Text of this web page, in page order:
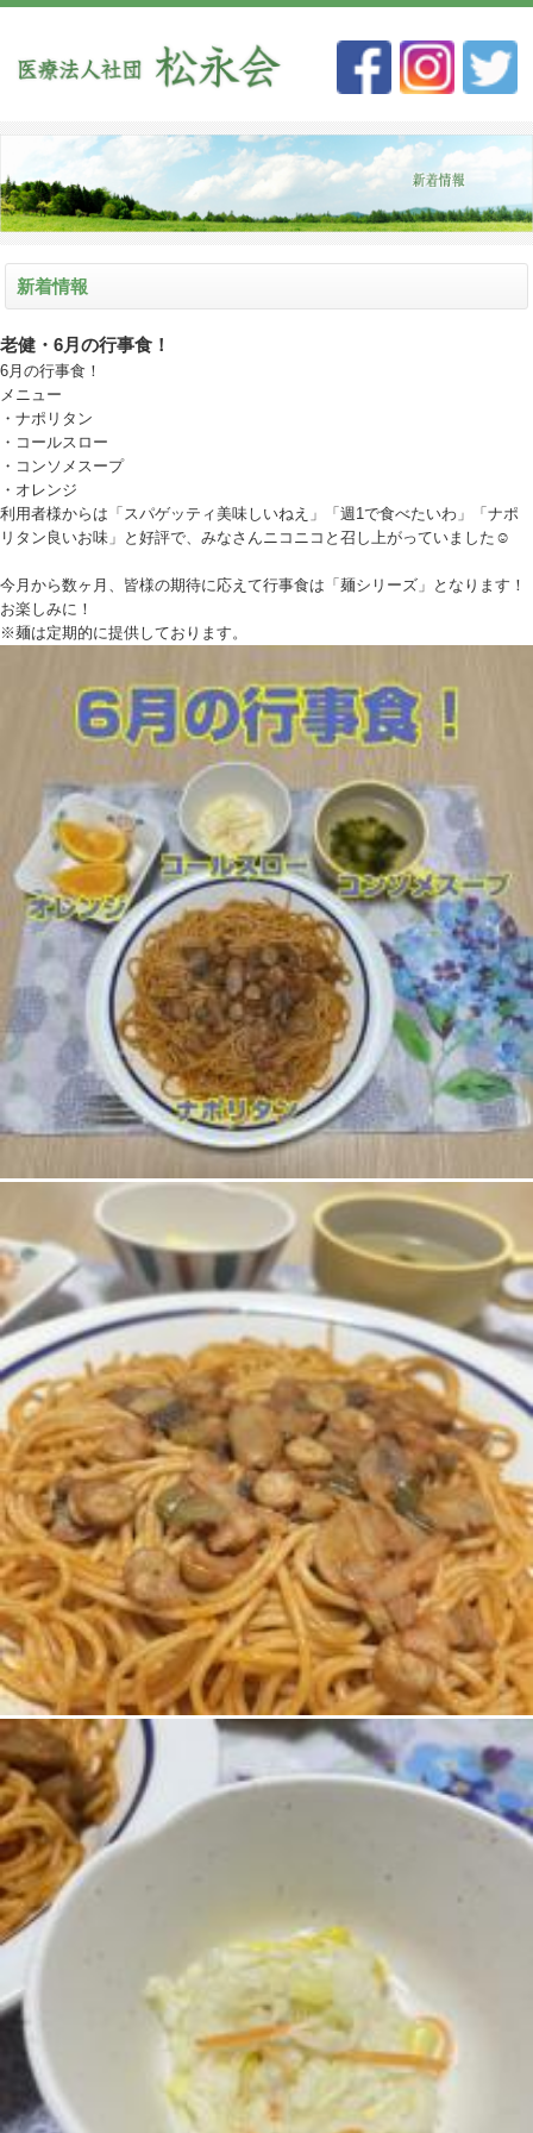
新着情報
老健・6月の行事食！
6月の行事食！
メニュー
・ナポリタン
・コールスロー
・コンソメスープ
・オレンジ
利用者様からは「スパゲッティ美味しいねえ」「週1で食べたいわ」「ナポ
リタン良いお味」と好評で、みなさんニコニコと召し上がっていました☺️
今月から数ヶ月、皆様の期待に応えて行事食は「麺シリーズ」となります！
お楽しみに！
※麺は定期的に提供しております。